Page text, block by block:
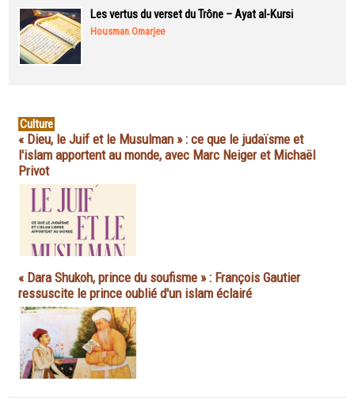
Les vertus du verset du Trône – Ayat al-Kursi
Housman Omarjee
Culture
« Dieu, le Juif et le Musulman » : ce que le judaïsme et
l'islam apportent au monde, avec Marc Neiger et Michaël
Privot
« Dara Shukoh, prince du soufisme » : François Gautier
ressuscite le prince oublié d'un islam éclairé